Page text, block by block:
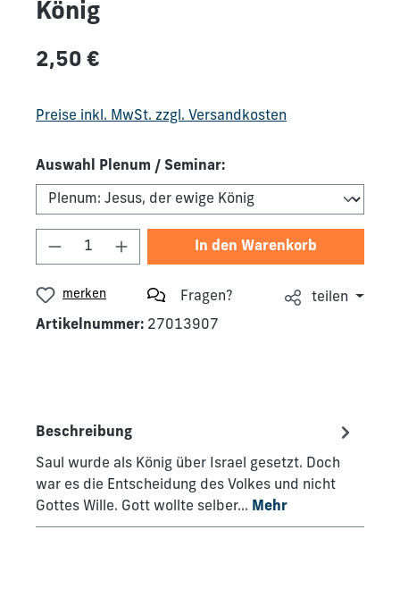
König
Regulärer Preis:
2,50 €
Preise inkl. MwSt. zzgl. Versandkosten
Auswahl Plenum / Seminar:
Produkt Anzahl: Gib den gewünschten
In den Warenkorb
merken Fragen?
teilen
Artikelnummer: 27013907
Beschreibung
Saul wurde als König über Israel gesetzt. Doch
war es die Entscheidung des Volkes und nicht
Gottes Wille. Gott wollte selber… Mehr